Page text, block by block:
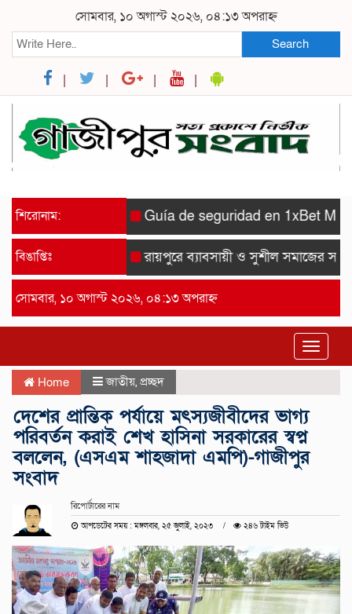
সোমবার, ১০ অগাস্ট ২০২৬, ০৪:১৩ অপরাহ্ন
Search
শিরোনাম: Guía de seguridad en 1xBet
বিঙাপ্তিঃ রায়পুরে ব্যাবসায়ী ও সুশীল সমাজের
সোমবার, ১০ অগাস্ট ২০২৬, ০৪:১৩ অপরাহ্ন
Toggle
Home জাতীয়, প্রচ্ছদ
দেশের প্রান্তিক পর্যায়ে মৎস্যজীবীদের ভাগ্য
পরিবর্তন করাই শেখ হাসিনা সরকারের স্বপ্ন
বললেন, (এসএম শাহজাদা এমপি)-গাজীপুর
সংবাদ
রিপোর্টারের নাম
আপডেটের সময় : মঙ্গলবার, ২৫ জুলাই, ২০২৩ ২৪৬ টাইম ভিউ